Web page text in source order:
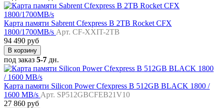
Карта памяти Sabrent Cfexpress B 2TB Rocket CFX
1800/1700MB/s Арт. CF-XXIT-2TB
94 490 руб
В корзину
под заказ 5-7 дн.
Карта памяти Silicon Power Cfexpress B 512GB BLACK 1800 /
1600 MB/s Арт. SP512GBCFEB21V10
27 860 руб